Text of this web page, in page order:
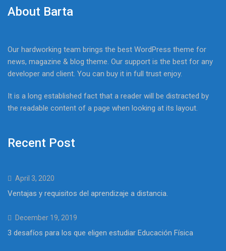
About Barta
Our hardworking team brings the best WordPress theme for
news, magazine & blog theme. Our support is the best for any
developer and client. You can buy it in full trust enjoy.
It is a long established fact that a reader will be distracted by
the readable content of a page when looking at its layout.
Recent Post
April 3, 2020
Ventajas y requisitos del aprendizaje a distancia.
December 19, 2019
3 desafíos para los que eligen estudiar Educación Física